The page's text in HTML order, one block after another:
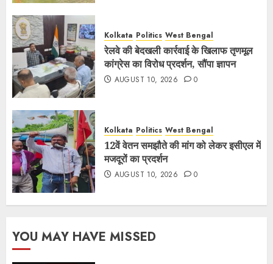
Kolkata Politics West Bengal
रेलवे की बेदखली कार्रवाई के खिलाफ तृणमूल
कांग्रेस का विरोध प्रदर्शन, सौंपा ज्ञापन
AUGUST 10, 2026 0
Kolkata Politics West Bengal
12वें वेतन समझौते की मांग को लेकर इसीएल में
मजदूरों का प्रदर्शन
AUGUST 10, 2026 0
YOU MAY HAVE MISSED